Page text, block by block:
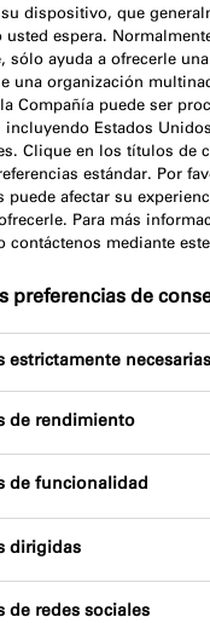
entre los
al fuego.
sistemas, es
al fuego.
al fuego
ignífuga (de
de las
acero y
dispositivo, que
usted espera.
sólo ayuda a ofrecerle
una organización
Compañía puede ser
Estados
Clique en los títulos de
estándar. Por
puede afectar su
Para más
contáctenos mediante
preferencias de
estrictamente necesarias
de rendimiento
de funcionalidad
dirigidas
de redes sociales